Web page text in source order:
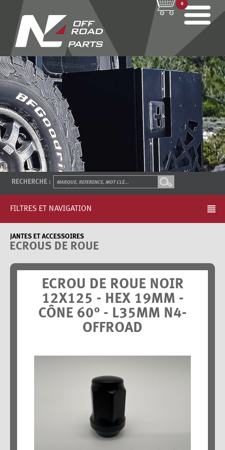
0
RECHERCHE :
FILTRES ET NAVIGATION
JANTES ET ACCESSOIRES
ECROUS DE ROUE
ECROU DE ROUE NOIR
12X125 - HEX 19MM -
CÔNE 60° - L35MM N4-
OFFROAD